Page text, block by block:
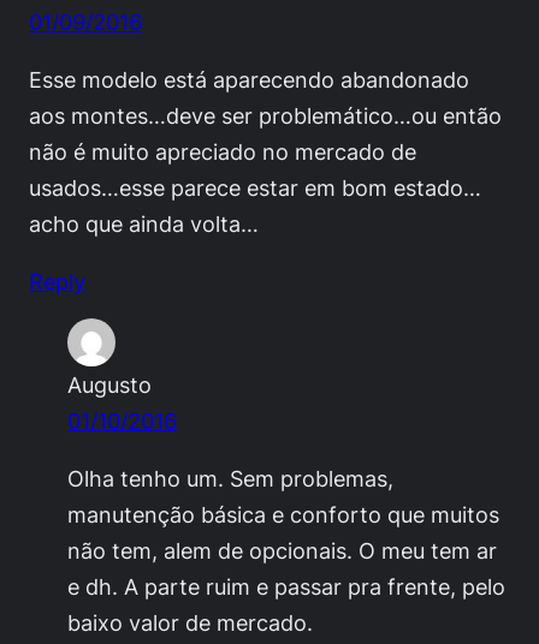
01/09/2016
Esse modelo está aparecendo abandonado
aos montes…deve ser problemático…ou então
não é muito apreciado no mercado de
usados…esse parece estar em bom estado…
acho que ainda volta…
Reply
Augusto
01/10/2016
Olha tenho um. Sem problemas,
manutenção básica e conforto que muitos
não tem, alem de opcionais. O meu tem ar
e dh. A parte ruim e passar pra frente, pelo
baixo valor de mercado.